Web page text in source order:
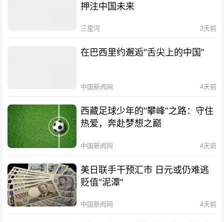
押注中国未来
三里河 3天前
在巴西里约邂逅“舌尖上的中国”
中国新闻网 4天前
西藏足球少年的“攀峰”之路：守住
热爱，奔赴梦想之巅
中国新闻网 4天前
美日联手干预汇市 日元或仍难逃
贬值“泥潭”
中国新闻网 4天前